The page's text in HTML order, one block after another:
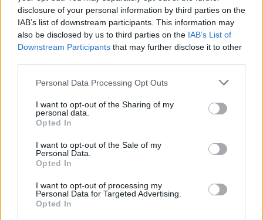
disclosure of your personal information by third parties on the
IAB’s list of downstream participants. This information may
also be disclosed by us to third parties on the IAB’s List of
Downstream Participants that may further disclose it to other
Personal Data Processing Opt Outs
I want to opt-out of the Sharing of my
personal data.
Opted In
I want to opt-out of the Sale of my
Personal Data.
Opted In
I want to opt-out of processing my
Personal Data for Targeted Advertising.
Opted In
σάλπαρε.
Πράγματι, δέκα μέρες αργότερα,
έφτασε με το υπερωκεάνιο στην
Πάτρα. Από εκεί πήγε στην Καλαμάτα
και μετά με καΐκι στη Μάνη. Φρόντισε
να μην τον δει κανένας συγχωριανός.
Τη νύχτα περπατούσε από παράμερα
μονοπάτια και την ημέρα κρυβόταν
στους θάμνους. Το πρώτο βράδυ δεν